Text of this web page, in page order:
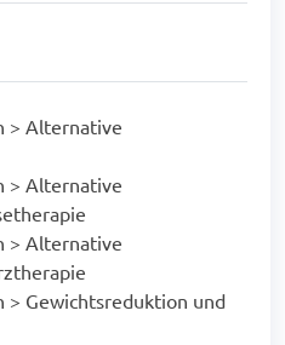
> Alternative
> Alternative
> Alternative
> Gewichtsreduktion und